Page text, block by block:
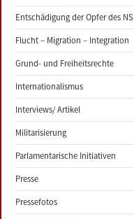
Entschädigung der Opfer des NS
Flucht – Migration – Integration
Grund- und Freiheitsrechte
Internationalismus
Interviews/ Artikel
Militarisierung
Parlamentarische Initiativen
Presse
Pressefotos